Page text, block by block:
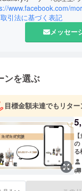
www.facebook.com/
引法に基づく表記
メッセー
ンを選ぶ
目標金額未達でもリタ
の
る
デ
ま